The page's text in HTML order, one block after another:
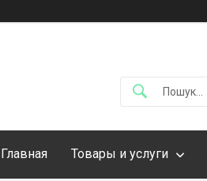
Главная Товары и услуги